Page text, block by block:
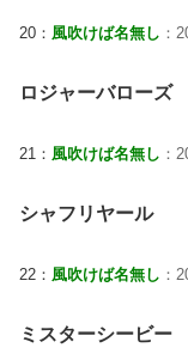
20： 風吹けば名無し ：
ロジャーバローズ
21： 風吹けば名無し ：
シャフリヤール
22： 風吹けば名無し ：
ミスターシービー